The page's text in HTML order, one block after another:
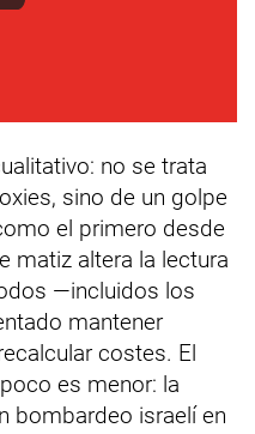
no se trata
sino de un golpe
el primero desde
matiz altera la lectura
—incluidos los
mantener
costes. El
es menor: la
bombardeo israelí en